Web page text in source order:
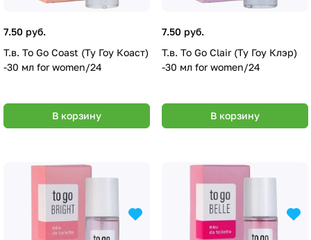
7.50 руб.
Т.в. To Go Coast (Ту Гоу Коаст)
-30 мл for women/24
В корзину
7.50 руб.
Т.в. To Go Clair (Ту Гоу Клэр)
-30 мл for women/24
В корзину